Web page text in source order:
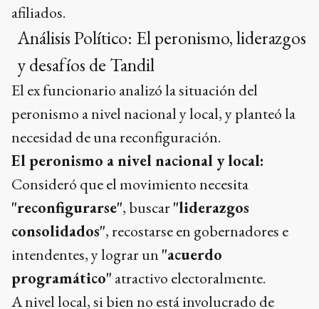
afiliados.
Análisis Político: El peronismo, liderazgos
y desafíos de Tandil
El ex funcionario analizó la situación del
peronismo a nivel nacional y local, y planteó la
necesidad de una reconfiguración.
El peronismo a nivel nacional y local:
Consideró que el movimiento necesita
"reconfigurarse", buscar"liderazgos
consolidados", recostarse en gobernadores e
intendentes, y lograr un "acuerdo
programático" atractivo electoralmente.
A nivel local, si bien no está involucrado de